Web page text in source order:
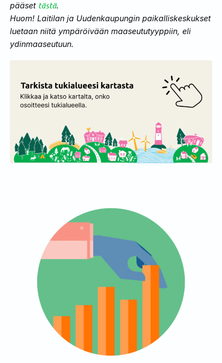
pääset tästä.
Huom! Laitilan ja Uudenkaupungin paikalliskeskukset
luetaan niitä ympäröivään maaseututyyppiin, eli
ydinmaaseutuun.